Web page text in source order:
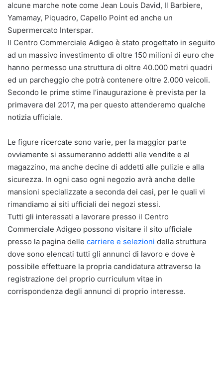
alcune marche note come Jean Louis David, Il Barbiere,
Yamamay, Piquadro, Capello Point ed anche un
Supermercato Interspar.
Il Centro Commerciale Adigeo è stato progettato in seguito
ad un massivo investimento di oltre 150 milioni di euro che
hanno permesso una struttura di oltre 40.000 metri quadri
ed un parcheggio che potrà contenere oltre 2.000 veicoli.
Secondo le prime stime l’inaugurazione è prevista per la
primavera del 2017, ma per questo attenderemo qualche
notizia ufficiale.
Le figure ricercate sono varie, per la maggior parte
ovviamente si assumeranno addetti alle vendite e al
magazzino, ma anche decine di addetti alle pulizie e alla
sicurezza. In ogni caso ogni negozio avrà anche delle
mansioni specializzate a seconda dei casi, per le quali vi
rimandiamo ai siti ufficiali dei negozi stessi.
Tutti gli interessati a lavorare presso il Centro
Commerciale Adigeo possono visitare il sito ufficiale
presso la pagina delle carriere e selezioni della struttura
dove sono elencati tutti gli annunci di lavoro e dove è
possibile effettuare la propria candidatura attraverso la
registrazione del proprio curriculum vitae in
corrispondenza degli annunci di proprio interesse.